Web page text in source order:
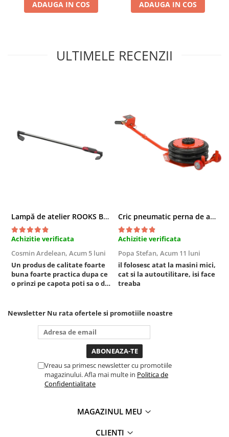
Compresoare
Pistoale de vopsit
Diagnoza si masurari
Sistem Vibro-Power
Sisteme de ridicare si sustinere
Capre Auto
Cricuri Hidraulice
Surubelnite Si Biti
Masini de dejantat roti
Piese de schimb
Scule Vulcanizare
Truse de scule si accesorii
ADAUGA IN COS ADAUGA IN COS
ULTIMELE RECENZII
Lampă de atelier ROOKS B2 HYBRID pentru capotă, 2000 lumeni, 5000 mAh
Achizitie verificata
Cosmin Ardelean, Acum 5 luni
Un produs de calitate foarte
buna foarte practica dupa ce
o prinzi pe capota poti sa o dai
puternica si de la baterie care
tine destul de mult dar daca o
bagi la priza nu mai ai treaba
toata ziua ,ce...
Cric pneumatic perna de aer cu inaltator 6T
Achizitie verificata
Popa Stefan, Acum 11 luni
il folosesc atat la masini mici,
cat si la autoutilitare, isi face
treaba
Newsletter Nu rata ofertele si promotiile noastre
Vreau sa primesc newsletter cu promotiile
magazinului. Afla mai multe in Politica de
Confidentialitate
MAGAZINUL MEU
CLIENTI